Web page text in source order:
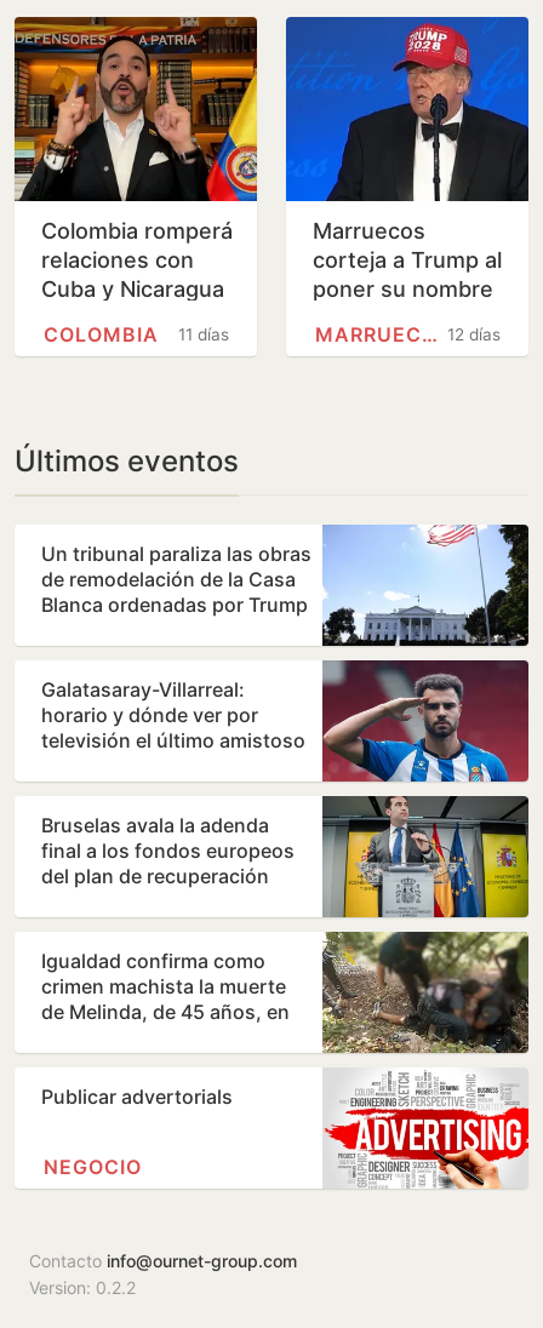
Colombia romperá
relaciones con
Cuba y Nicaragua
11 días
COLOMBIA
Marruecos
corteja a Trump al
poner su nombre
en el Sáhara
12 días
MARRUECOS
Últimos eventos
Un tribunal paraliza las obras
de remodelación de la Casa
Blanca ordenadas por Trump
Galatasaray-Villarreal:
horario y dónde ver por
televisión el último amistoso
Bruselas avala la adenda
final a los fondos europeos
del plan de recuperación
Igualdad confirma como
crimen machista la muerte
de Melinda, de 45 años, en
Publicar advertorials
NEGOCIO
Contacto info@ournet-group.com
Version: 0.2.2